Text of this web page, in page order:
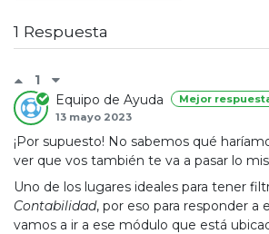
1 Respuesta
1
Equipo de Ayuda
13 mayo 2023
Mejor
¡Por supuesto! No sabemos qué
ver que vos también te va a pasar lo
Uno de los lugares ideales para tener
Contabilidad, por eso para responder a
vamos a ir a ese módulo que está